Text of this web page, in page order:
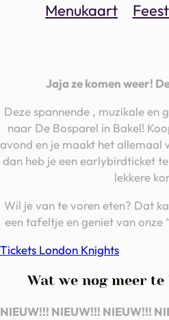
Menukaart
Jaja ze komen weer!
Deze spannende , muzikale en
naar De Bosparel in Bakel!
avond en je maakt het allemaal
dan heb je een earlybirdticket
lekkere
Wil je van te voren eten? Dat
een tafeltje en geniet van onze
Tickets London Knights
Wat we nog meer te
NIEUW!!! NIEUW!!! NIEUW!!!